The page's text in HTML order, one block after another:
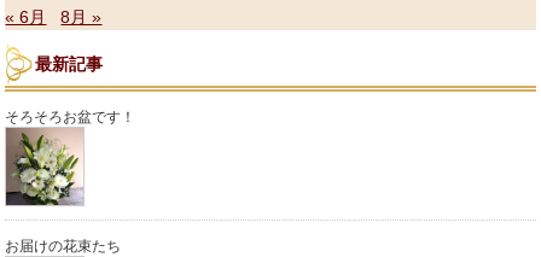
« 6月 8月 »
最新記事
そろそろお盆です！
お届けの花束たち